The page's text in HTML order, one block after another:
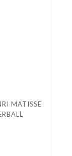
MATISSE